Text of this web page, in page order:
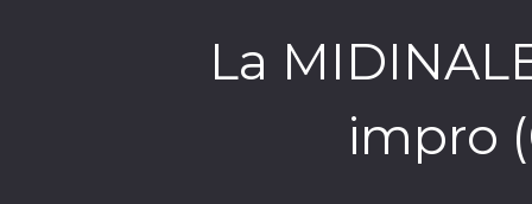
La
impro